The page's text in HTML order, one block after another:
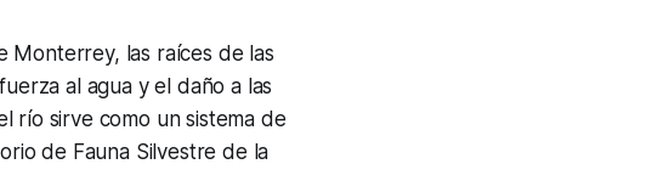
Monterrey, las raíces de las
al agua y el daño a las
río sirve como un sistema de
de Fauna Silvestre de la